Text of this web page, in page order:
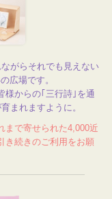
がらそれでも見えない
広場です。
様からの｢三行詩｣を通
まれますように。
まで寄せられた4,000近
き続きのご利用をお願